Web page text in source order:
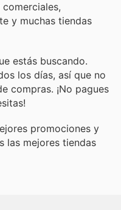
y muchas tiendas
estás buscando.
los días, así que no
compras. ¡No pagues
promociones y
las mejores tiendas